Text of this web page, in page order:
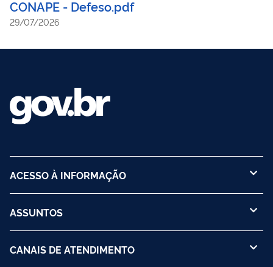
CONAPE - Defeso.pdf
29/07/2026
ACESSO À INFORMAÇÃO
ASSUNTOS
CANAIS DE ATENDIMENTO